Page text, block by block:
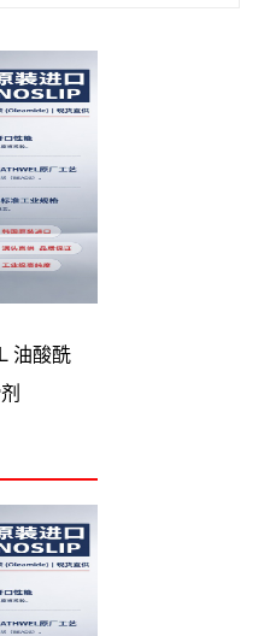
油酸酰